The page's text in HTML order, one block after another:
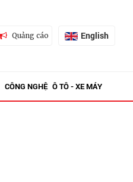
Quảng cáo English
CÔNG NGHỆ Ô TÔ - XE MÁY